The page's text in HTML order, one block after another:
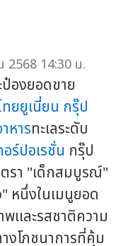
2568 14:30 น.
องยอดขาย
ทยยูเนี่ยน กรุ๊ป
หารทะเลระดับ
อร์ปอเรชั่น กรุ๊ป
รา "เด็กสมบูรณ์"
หนึ่งในเมนูยอด
และรสชาติความ
งโภชนาการที่คุ้ม